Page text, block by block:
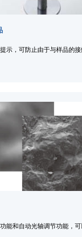
示，可防止由于与样品的
能和自动光轴调节功能，可